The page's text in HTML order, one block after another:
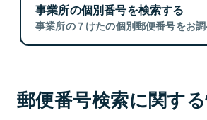
事業所の個別番号を検索する
事業所の７けたの個別郵便番号をお調
郵便番号検索に関す